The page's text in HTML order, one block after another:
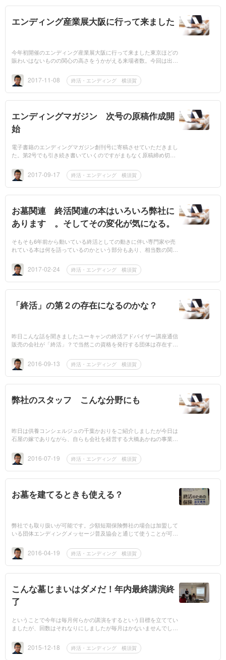
エンディング産業展大阪に行って来ました
今年初開催のエンディング産業展大阪に行って来ました東京ほどの
賑わいはないものの関心の高さをうかがえる来場者数。今回は出展
またS...2017-11-08 終活・エンディング 横須賀
エンディングマガジン 次号の原稿作成開
始
電子書籍のエンディングマガジン創刊号に寄稿させていただきまし
た。第2号でも引き続き書いていくのですがまもなく原稿締め切り
2017-09-17 終活・エンディング 横須賀
お墓関連 終活関連の本はいろいろ弊社に
あります 。そしてその変化が気になる。
そもそも6年前から動いている終活としての動きに伴い専門家や売
れている本は何を語っているのかという部分もあり、相当数の関連
あり、少し...2017-02-24 終活・エンディング 横須賀
「終活」の第２の存在になるのかな？
昨日こんな話を聞きましたユーキャンの終活アドバイザー講座通信
販売の会社が「終活」？で当然この資格を発行する団体は存在する
き...
2016-09-13 終活・エンディング 横須賀
弊社のスタッフ こんな分野にも
昨日は供養コンシェルジュの千葉かおりをご紹介しましたが今日は
石屋の嫁でありながら、自らも会社を経営する大橋あかねの事業を
て...
2016-07-19 終活・エンディング 横須賀
お墓を建てるときも使える？
弊社でも取り扱いが可能です。少額短期保険弊社の場合は加盟して
いる団体エンディングメッセージ普及協会と通じて使うことが可能
2016-04-19 終活・エンディング 横須賀
こんな墓じまいはダメだ！年内最終講演終
了
ということで今年は毎月何らかの講演をするという目標を立ててい
ましたが、回数はそれなりにしましたが毎月はかないませんでし
わ...
2015-12-18 終活・エンディング 横須賀